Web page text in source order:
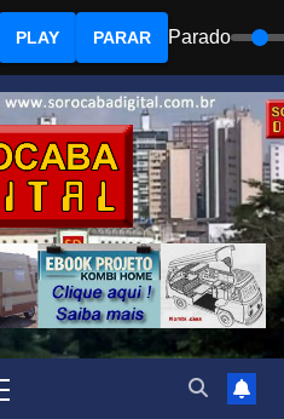
PLAY PARAR Parado